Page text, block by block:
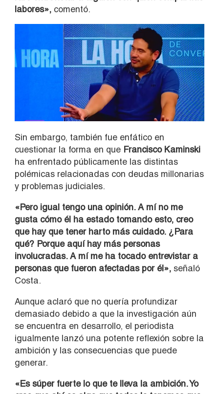
labores», comentó.
Sin embargo, también fue enfático en
cuestionar la forma en que Francisco Kaminski
ha enfrentado públicamente las distintas
polémicas relacionadas con deudas millonarias
y problemas judiciales.
«Pero igual tengo una opinión. A mí no me
gusta cómo él ha estado tomando esto, creo
que hay que tener harto más cuidado. ¿Para
qué? Porque aquí hay más personas
involucradas. A mí me ha tocado entrevistar a
personas que fueron afectadas por él», señaló
Costa.
Aunque aclaró que no quería profundizar
demasiado debido a que la investigación aún
se encuentra en desarrollo, el periodista
igualmente lanzó una potente reflexión sobre la
ambición y las consecuencias que puede
generar.
«Es súper fuerte lo que te lleva la ambición. Yo